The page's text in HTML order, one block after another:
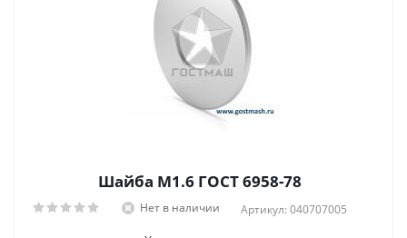
Шайба М1.6 ГОСТ 6958-78
Нет в наличии Артикул: 040707005